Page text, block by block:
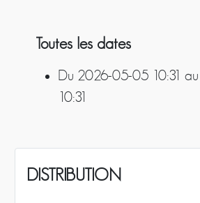
Toutes les dates
Du 2026-05-05 10:31 au
10:31
DISTRIBUTION